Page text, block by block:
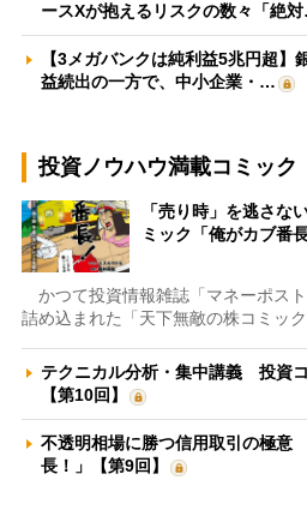
ースXが抱えるリスクの数々「絶
【3メガバンクは純利益5兆円超
益続出の一方で、中小企業・…
投資ノウハウ満載コミック
「売り時」を逃さ
ミック「俺がカブ番
かつて投資情報雑誌「マネーポス
詰め込まれた「天下無敵の株コミッ
テクニカル分析・集中講義 投資
【第10回】
不透明相場に勝つ信用取引の極
長！」【第9回】